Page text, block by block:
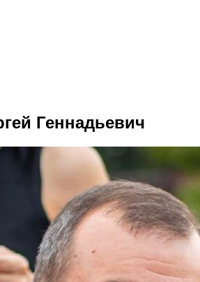
Геннадьевич